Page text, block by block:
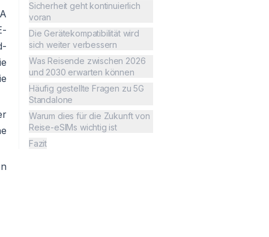
Sicherheit geht kontinuierlich
voran
Die Gerätekompatibilität wird
sich weiter verbessern
Was Reisende zwischen 2026
und 2030 erwarten können
Häufig gestellte Fragen zu 5G
Standalone
Warum dies für die Zukunft von
Reise-eSIMs wichtig ist
Fazit